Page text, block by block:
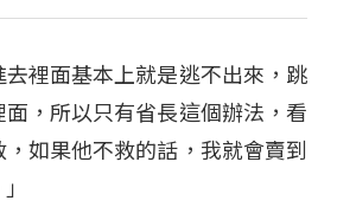
裡面基本上就是逃不出來，跳
，所以只有省長這個辦法，看
如果他不救的話，我就會賣到